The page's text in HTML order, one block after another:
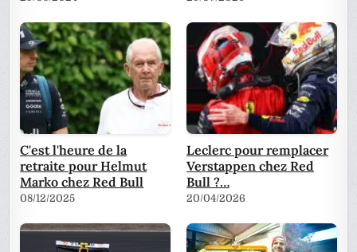
C'est l'heure de la
retraite pour Helmut
Marko chez Red Bull
08/12/2025
Leclerc pour remplacer
Verstappen chez Red
Bull ?…
20/04/2026